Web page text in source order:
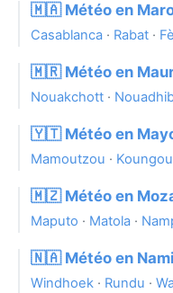
🇲🇦 Météo en
Casablanca · Rabat ·
🇲🇷 Météo en
Nouakchott ·
🇾🇹 Météo en
Mamoutzou · Koungou
🇲🇿 Météo en
Maputo · Matola ·
🇳🇦 Météo en
Windhoek · Rundu ·